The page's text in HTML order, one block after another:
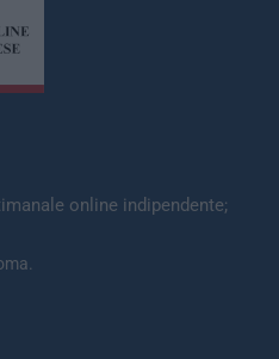
online indipendente;